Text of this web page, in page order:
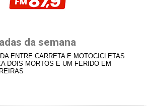
da semana
ENTRE CARRETA E MOTOCICLETAS
DOIS MORTOS E UM FERIDO EM